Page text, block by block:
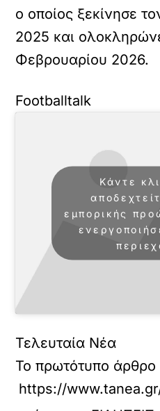
ο οποίος ξεκίνησε
2025 και
Φεβρουαρίου 2026.
Footballtalk
Κάντε
εμπορικής
Τελευταία Νέα
Το πρωτότυπο άρθρο
https://